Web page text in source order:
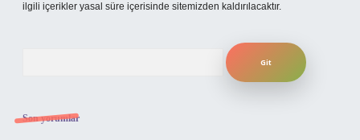
ilgili içerikler yasal süre içerisinde sitemizden kaldırılacaktır.
Son yorumlar